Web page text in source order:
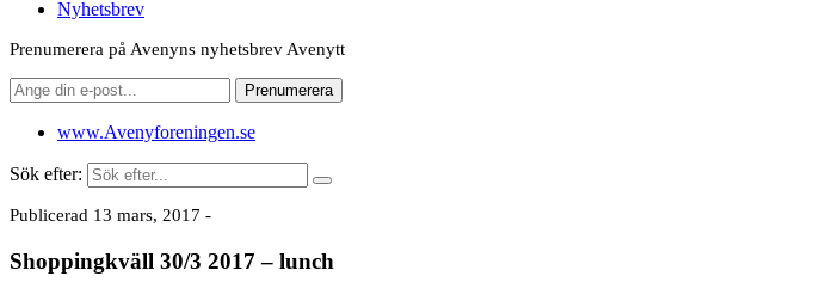
Nyhetsbrev
Prenumerera på Avenyns nyhetsbrev Avenytt
www.Avenyforeningen.se
Sök efter:
Publicerad 13 mars, 2017 -
Shoppingkväll 30/3 2017 – lunch